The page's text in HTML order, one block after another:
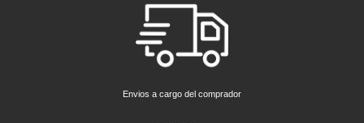
Envios a cargo del comprador